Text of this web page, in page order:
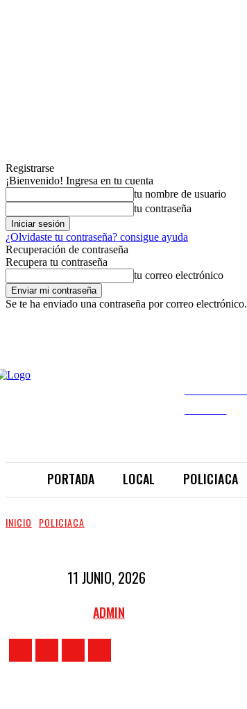
Registrarse
¡Bienvenido! Ingresa en tu cuenta
tu nombre de usuario
tu contraseña
¿Olvidaste tu contraseña? consigue ayuda
Recuperación de contraseña
Recupera tu contraseña
tu correo electrónico
Se te ha enviado una contraseña por correo electrónico.
PORTADA LOCAL POLICIACA
INICIO POLICIACA
11 JUNIO, 2026
ADMIN